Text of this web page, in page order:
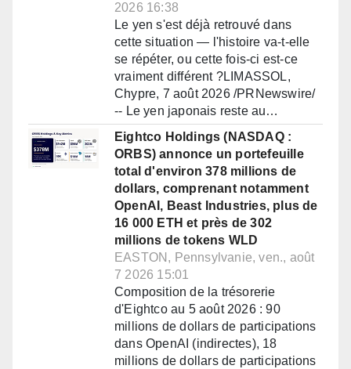
2026 16:38
Le yen s'est déjà retrouvé dans
cette situation — l'histoire va-t-elle
se répéter, ou cette fois-ci est-ce
vraiment différent ?LIMASSOL,
Chypre, 7 août 2026 /PRNewswire/
-- Le yen japonais reste au…
Eightco Holdings (NASDAQ :
ORBS) annonce un portefeuille
total d'environ 378 millions de
dollars, comprenant notamment
OpenAI, Beast Industries, plus de
16 000 ETH et près de 302
millions de tokens WLD
EASTON, Pennsylvanie, ven., août
7 2026 15:01
Composition de la trésorerie
d'Eightco au 5 août 2026 : 90
millions de dollars de participations
dans OpenAI (indirectes), 18
millions de dollars de participations